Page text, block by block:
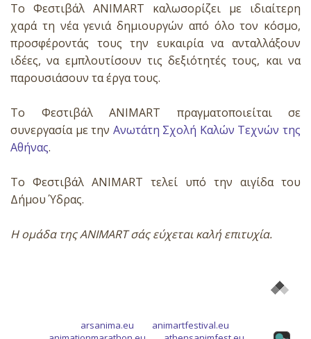
Το Φεστιβάλ ANIMART καλωσορίζει με ιδιαίτερη
χαρά τη νέα γενιά δημιουργών από όλο τον κόσμο,
προσφέροντάς τους την ευκαιρία να ανταλλάξουν
ιδέες, να εμπλουτίσουν τις δεξιότητές τους, και να
παρουσιάσουν τα έργα τους.
Το Φεστιβάλ ANIMART πραγματοποιείται σε
συνεργασία με την Ανωτάτη Σχολή Καλών Τεχνών της
Αθήνας.
Το Φεστιβάλ ANIMART τελεί υπό την αιγίδα του
Δήμου Ύδρας.
Η ομάδα της ANIMART σάς εύχεται καλή επιτυχία.
arsanima.eu
animartfestival.eu